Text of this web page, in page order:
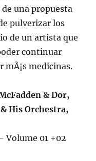
una propuesta
pulverizar los
de un artista que
continuar
mÃ¡s medicinas.
& Dor,
His Orchestra,
Volume 01 +02